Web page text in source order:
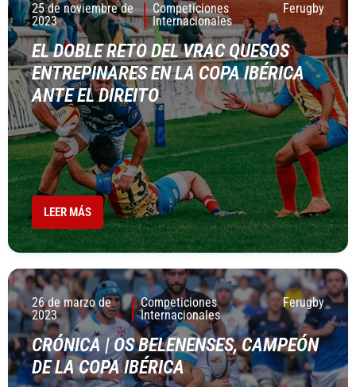
25 de noviembre de
2023
Competiciones
Internacionales
Ferugby
EL DOBLE RETO DEL VRAC QUESOS
ENTREPINARES EN LA COPA IBÉRICA
ANTE EL DIREITO
LEER MÁS
26 de marzo de
2023
Competiciones
Internacionales
Ferugby
CRÓNICA | OS BELENENSES, CAMPEÓN
DE LA COPA IBÉRICA